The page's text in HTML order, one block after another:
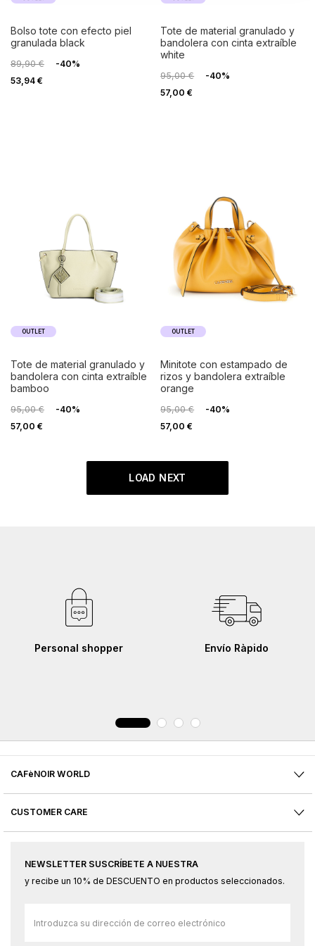
bolso tote con efecto piel
granulada black
89,90 €
-40%
53,94 €
tote de material granulado y
bandolera con cinta extraíble
white
95,00 €
-40%
57,00 €
OUTLET
tote de material granulado y
bandolera con cinta extraíble
bamboo
95,00 €
-40%
57,00 €
OUTLET
minitote con estampado de
rizos y bandolera extraíble
orange
95,00 €
-40%
57,00 €
LOAD NEXT
Personal shopper Envío Ràpido
CAFèNOIR WORLD
CUSTOMER CARE
NEWSLETTER SUSCRÍBETE A NUESTRA
y recibe un 10% de DESCUENTO en productos seleccionados.